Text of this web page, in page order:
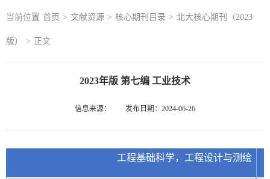
当前位置 首页 > 文献资源 > 核心期刊目录 > 北大核心期刊（2023
版） > 正文
2023年版 第七编 工业技术
信息来源： 发布日期：2024-06-26
工程基础科学，工程设计与测绘